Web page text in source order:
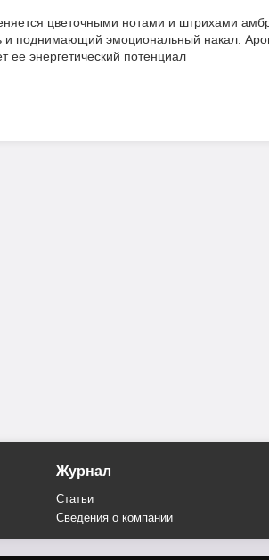
цветочными нотами и штрихами
и поднимающий эмоциональный накал.
ее энергетический потенциал
Журнал
Статьи
Сведения о компании